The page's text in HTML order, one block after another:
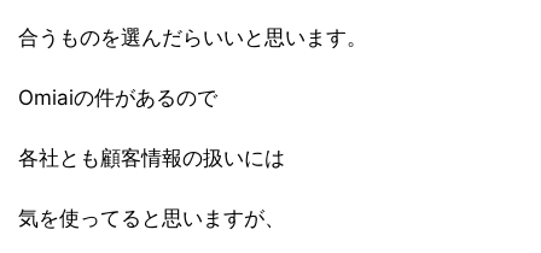
合うものを選んだらいいと思います。
Omiaiの件があるので
各社とも顧客情報の扱いには
気を使ってると思いますが、